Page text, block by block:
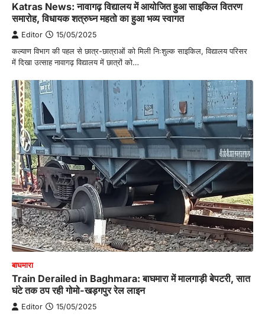
Katras News: नावागढ़ विद्यालय में आयोजित हुआ साइकिल वितरण
समारोह, विधायक शत्रुघ्न महतो का हुआ भव्य स्वागत
Editor 15/05/2025
कल्याण विभाग की पहल से छात्र-छात्राओं को मिली निःशुल्क साइकिल, विद्यालय परिसर
में दिखा उत्साह नावागढ़ विद्यालय में छात्रों को…
बाघमारा
Train Derailed in Baghmara: बाघमारा में मालगाड़ी बेपटरी, सात
घंटे तक ठप रही गोमो-खड़गपुर रेल लाइन
Editor 15/05/2025